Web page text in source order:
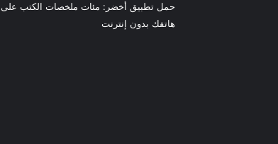
حمل تطبيق أخضر: مئات ملخصات الكتب على
هاتفك بدون إنترنت